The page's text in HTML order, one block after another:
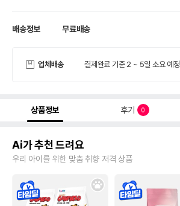
배송정보 무료배송
업체배송 결제완료 기준 2 ~ 5일 소요 예정
상품정보 후기 0
Ai가 추천 드려요
우리 아이를 위한 맞춤 취향 저격 상품